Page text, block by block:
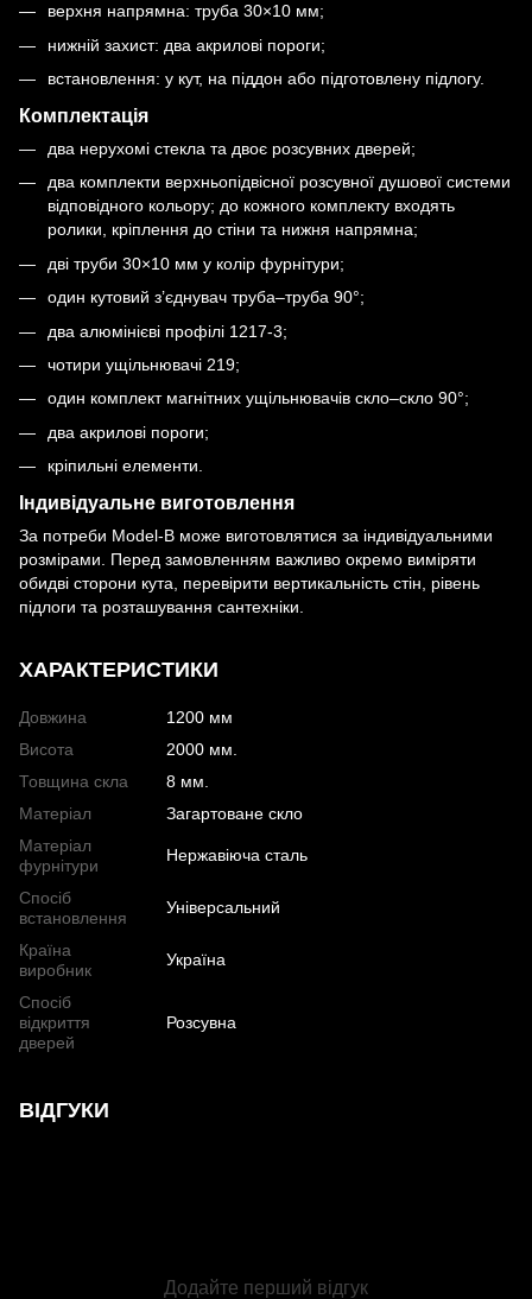
верхня напрямна: труба 30×10 мм;
нижній захист: два акрилові пороги;
встановлення: у кут, на піддон або підготовлену підлогу.
Комплектація
два нерухомі стекла та двоє розсувних дверей;
два комплекти верхньопідвісної розсувної душової системи
відповідного кольору; до кожного комплекту входять
ролики, кріплення до стіни та нижня напрямна;
дві труби 30×10 мм у колір фурнітури;
один кутовий з’єднувач труба–труба 90°;
два алюмінієві профілі 1217-3;
чотири ущільнювачі 219;
один комплект магнітних ущільнювачів скло–скло 90°;
два акрилові пороги;
кріпильні елементи.
Індивідуальне виготовлення
За потреби Model-B може виготовлятися за індивідуальними
розмірами. Перед замовленням важливо окремо виміряти
обидві сторони кута, перевірити вертикальність стін, рівень
підлоги та розташування сантехніки.
ХАРАКТЕРИСТИКИ
Довжина
1200 мм
Висота
2000 мм.
Товщина скла
8 мм.
Матеріал
Загартоване скло
Матеріал
фурнітури
Нержавіюча сталь
Спосіб
встановлення
Універсальний
Країна
виробник
Україна
Спосіб
відкриття
дверей
Розсувна
ВІДГУКИ
Додайте перший відгук